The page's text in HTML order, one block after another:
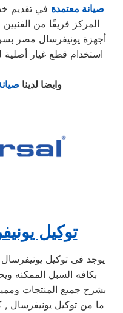
صيانة معتمدة في تقديم
المركز فريقًا من الفنيين
أجهزة يونيفرسال مصر
استخدام قطع غيار
وايضا لدينا
توكيل
يوجد فى توكيل
بكافه السبل الممكنه
بشرح جميع المنتجات
ما من توكيل يونيفرسال